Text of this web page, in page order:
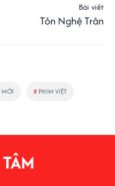
Bài viết
Tôn Nghệ Trân
MỚI # PHIM VIỆT